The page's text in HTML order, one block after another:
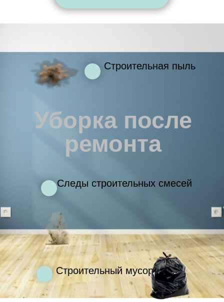
Уборка после
ремонта
Строительная пыль
Строительный мусор
Следы строительных смесей